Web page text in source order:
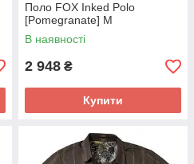
Поло FOX Inked Polo
[Pomegranate] M
В наявності
2 948 ₴
Купити